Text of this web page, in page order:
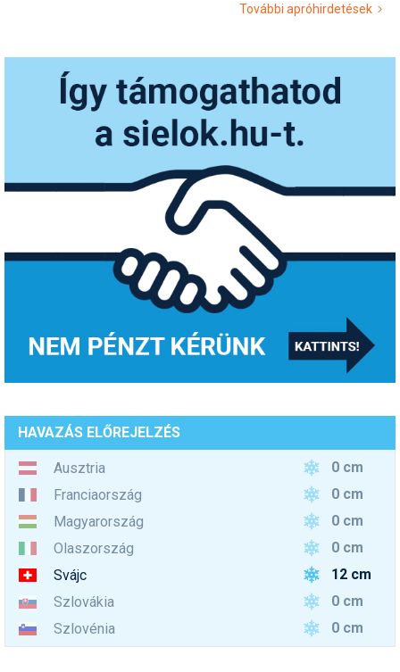
További apróhirdetések
HAVAZÁS ELŐREJELZÉS
Ausztria
0 cm
Franciaország
0 cm
Magyarország
0 cm
Olaszország
0 cm
Svájc
12 cm
Szlovákia
0 cm
Szlovénia
0 cm